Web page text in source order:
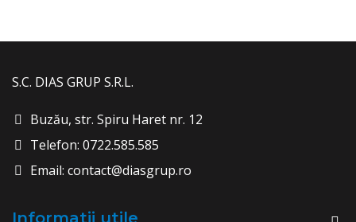
S.C. DIAS GRUP S.R.L.
Buzău, str. Spiru Haret nr. 12
Telefon: 0722.585.585
Email: contact@diasgrup.ro
Informatii utile